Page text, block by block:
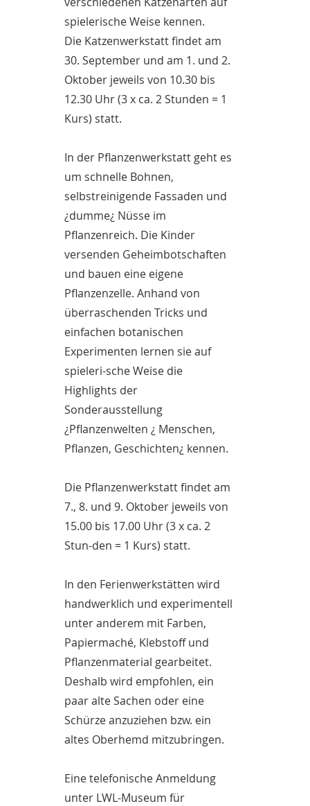
spielerische Weise kennen.
Die Katzenwerkstatt findet am
30. September und am 1. und 2.
Oktober jeweils von 10.30 bis
12.30 Uhr (3 x ca. 2 Stunden = 1
Kurs) statt.
In der Pflanzenwerkstatt geht es
um schnelle Bohnen,
selbstreinigende Fassaden und
¿dumme¿ Nüsse im
Pflanzenreich. Die Kinder
versenden Geheimbotschaften
und bauen eine eigene
Pflanzenzelle. Anhand von
überraschenden Tricks und
einfachen botanischen
Experimenten lernen sie auf
spieleri-sche Weise die
Highlights der
Sonderausstellung
¿Pflanzenwelten ¿ Menschen,
Pflanzen, Geschichten¿ kennen.
Die Pflanzenwerkstatt findet am
7., 8. und 9. Oktober jeweils von
15.00 bis 17.00 Uhr (3 x ca. 2
Stun-den = 1 Kurs) statt.
In den Ferienwerkstätten wird
handwerklich und experimentell
unter anderem mit Farben,
Papiermaché, Klebstoff und
Pflanzenmaterial gearbeitet.
Deshalb wird empfohlen, ein
paar alte Sachen oder eine
Schürze anzuziehen bzw. ein
altes Oberhemd mitzubringen.
Eine telefonische Anmeldung
unter LWL-Museum für